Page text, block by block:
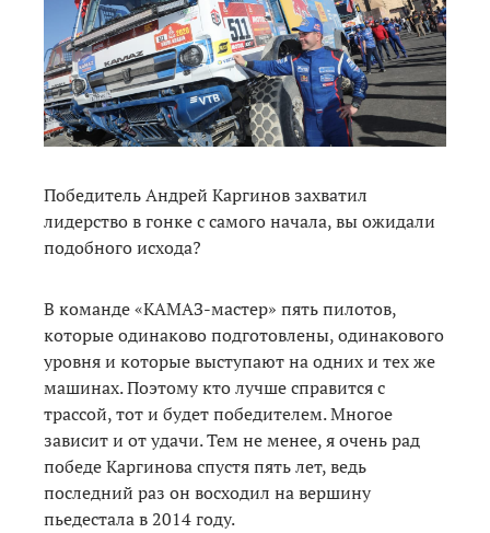
Победитель Андрей Каргинов захватил
лидерство в гонке с самого начала, вы ожидали
подобного исхода?
В команде «КАМАЗ-мастер» пять пилотов,
которые одинаково подготовлены, одинакового
уровня и которые выступают на одних и тех же
машинах. Поэтому кто лучше справится с
трассой, тот и будет победителем. Многое
зависит и от удачи. Тем не менее, я очень рад
победе Каргинова спустя пять лет, ведь
последний раз он восходил на вершину
пьедестала в 2014 году.